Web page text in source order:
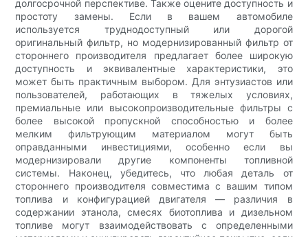
долгосрочной перспективе. Также оцените доступность и
простоту замены. Если в вашем автомобиле
используется труднодоступный или дорогой
оригинальный фильтр, но модернизированный фильтр от
стороннего производителя предлагает более широкую
доступность и эквивалентные характеристики, это
может быть практичным выбором. Для энтузиастов или
пользователей, работающих в тяжелых условиях,
премиальные или высокопроизводительные фильтры с
более высокой пропускной способностью и более
мелким фильтрующим материалом могут быть
оправданными инвестициями, особенно если вы
модернизировали другие компоненты топливной
системы. Наконец, убедитесь, что любая деталь от
стороннего производителя совместима с вашим типом
топлива и конфигурацией двигателя — различия в
содержании этанола, смесях биотоплива и дизельном
топливе могут взаимодействовать с определенными